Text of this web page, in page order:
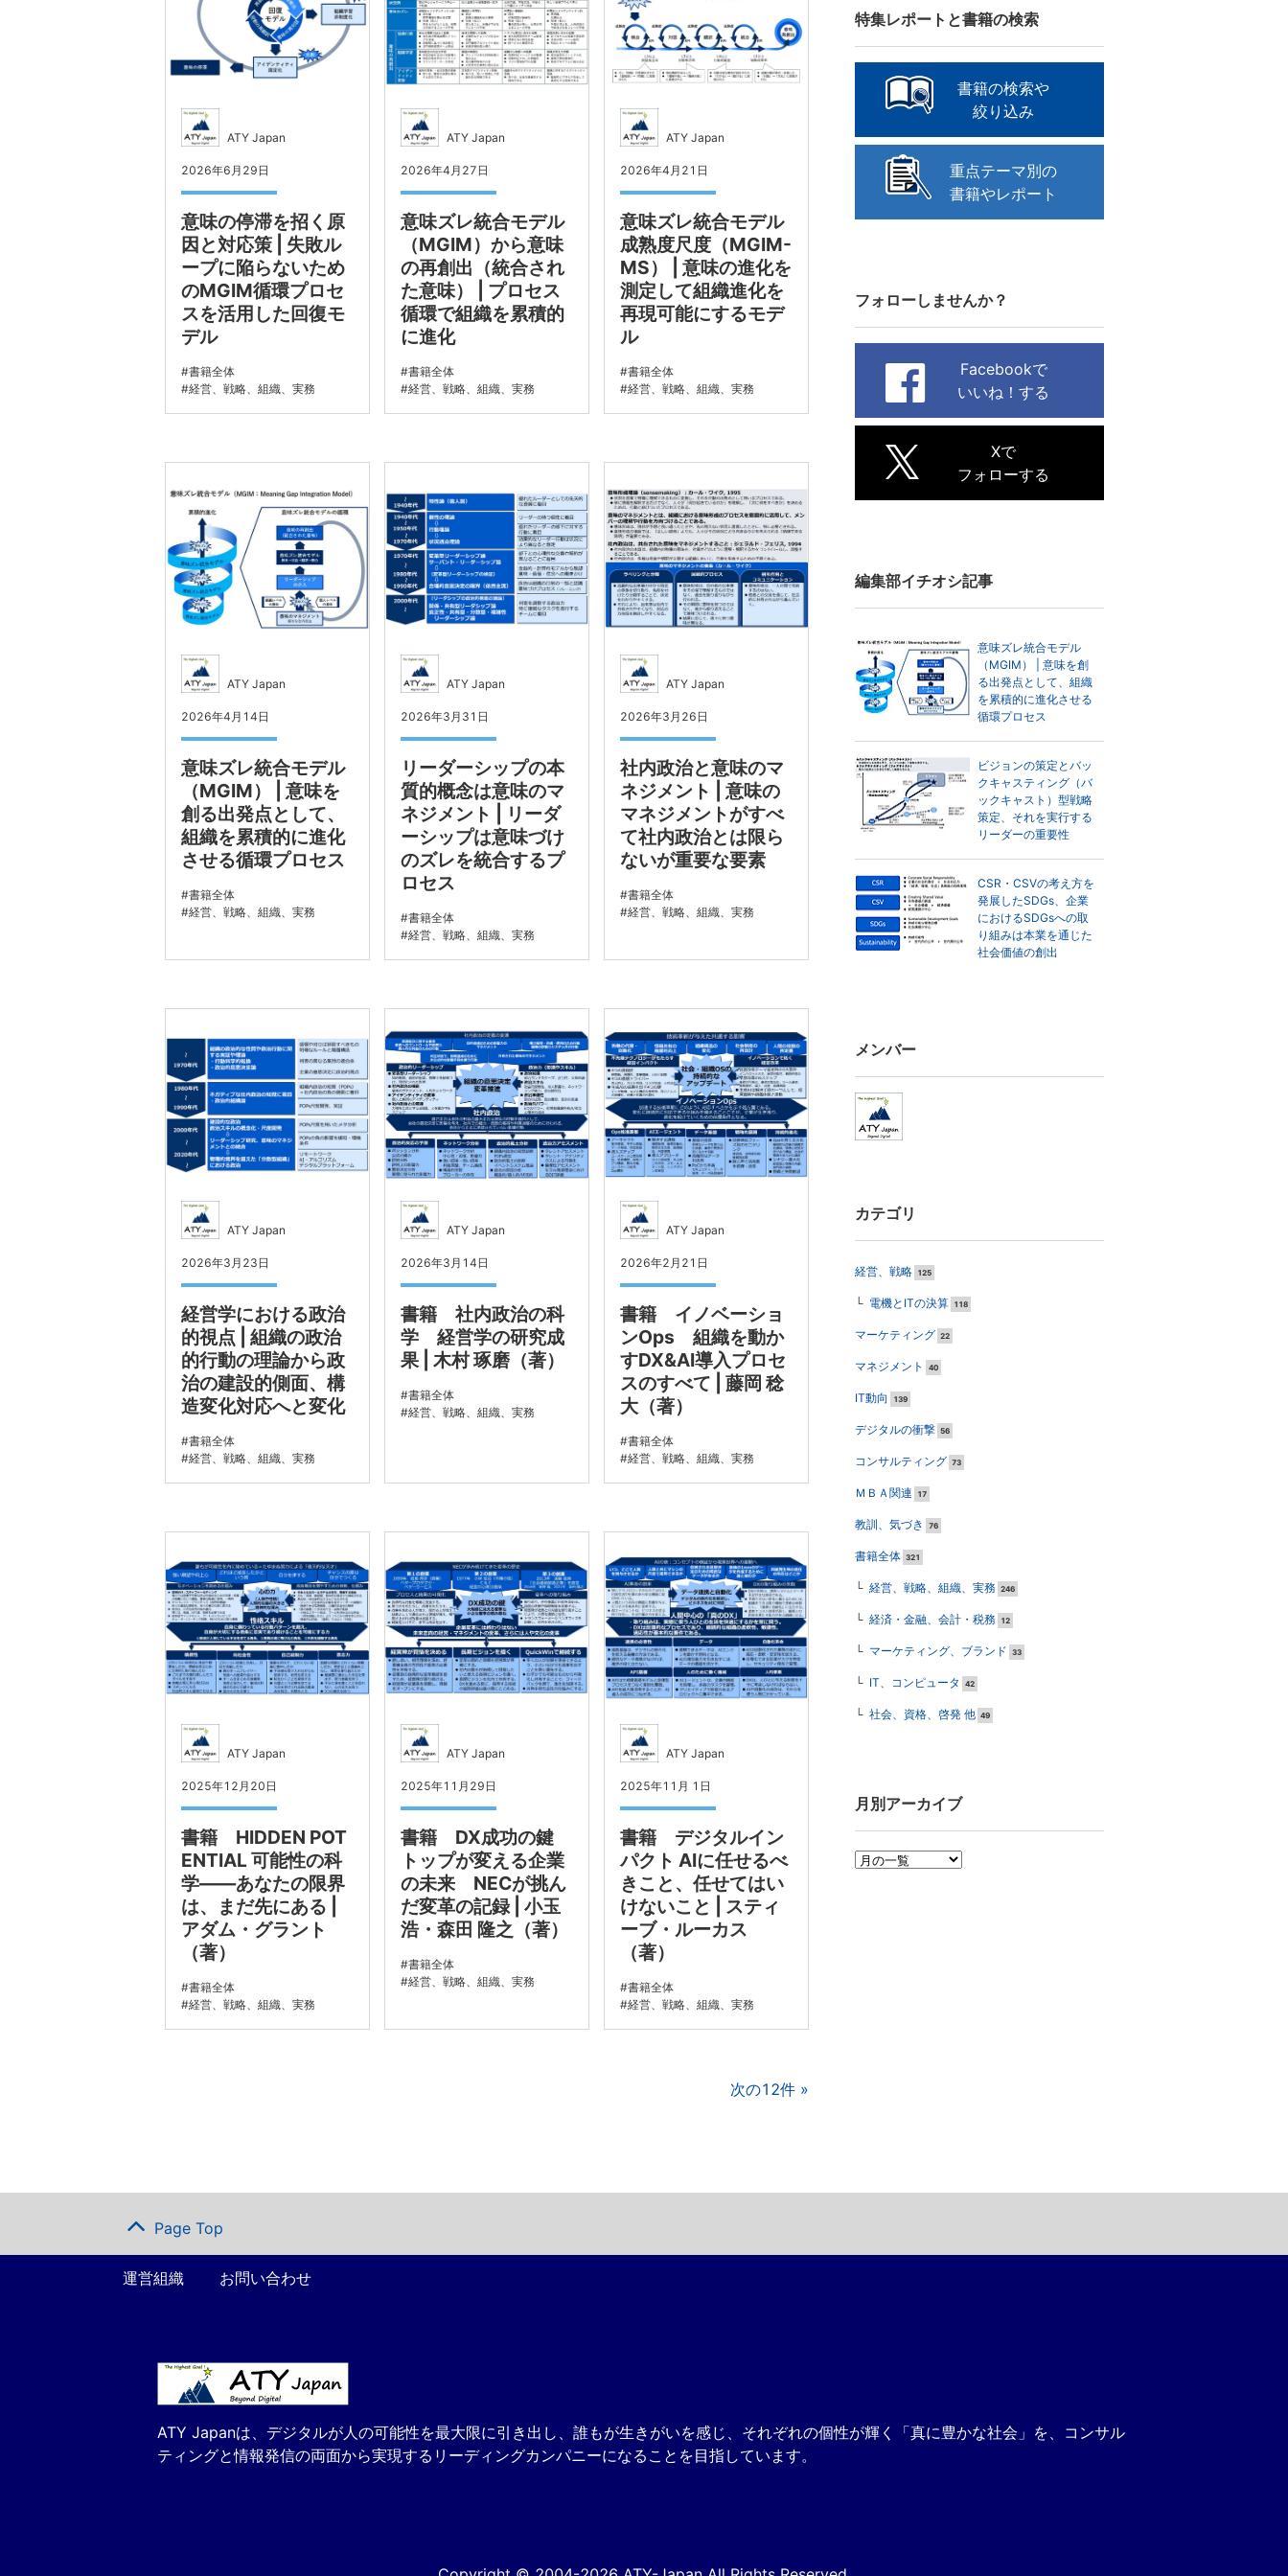
ATY Japan
2026年6月29日
意味の停滞を招く原
因と対応策 | 失敗ル
ープに陥らないため
のMGIM循環プロセ
スを活用した回復モ
デル
書籍全体
経営、戦略、組織、実務
ATY Japan
2026年4月27日
意味ズレ統合モデル
（MGIM）から意味
の再創出（統合され
た意味） | プロセス
循環で組織を累積的
に進化
書籍全体
経営、戦略、組織、実務
ATY Japan
2026年4月21日
意味ズレ統合モデル
成熟度尺度（MGIM-
MS） | 意味の進化を
測定して組織進化を
再現可能にするモデ
ル
書籍全体
経営、戦略、組織、実務
ATY Japan
2026年4月14日
意味ズレ統合モデル
（MGIM） | 意味を
創る出発点として、
組織を累積的に進化
させる循環プロセス
書籍全体
経営、戦略、組織、実務
ATY Japan
2026年3月31日
リーダーシップの本
質的概念は意味のマ
ネジメント | リーダ
ーシップは意味づけ
のズレを統合するプ
ロセス
書籍全体
経営、戦略、組織、実務
ATY Japan
2026年3月26日
社内政治と意味のマ
ネジメント | 意味の
マネジメントがすべ
て社内政治とは限ら
ないが重要な要素
書籍全体
経営、戦略、組織、実務
ATY Japan
2026年3月23日
経営学における政治
的視点 | 組織の政治
的行動の理論から政
治の建設的側面、構
造変化対応へと変化
書籍全体
経営、戦略、組織、実務
ATY Japan
2026年3月14日
書籍 社内政治の科
学 経営学の研究成
果 | 木村 琢磨（著）
書籍全体
経営、戦略、組織、実務
ATY Japan
2026年2月21日
書籍 イノベーショ
ンOps 組織を動か
すDX&AI導入プロセ
スのすべて | 藤岡 稔
大（著）
書籍全体
経営、戦略、組織、実務
ATY Japan
2025年12月20日
書籍 HIDDEN POT
ENTIAL 可能性の科
学――あなたの限界
は、まだ先にある |
アダム・グラント
（著）
書籍全体
経営、戦略、組織、実務
ATY Japan
2025年11月29日
書籍 DX成功の鍵
トップが変える企業
の未来 NECが挑ん
だ変革の記録 | 小玉
浩・森田 隆之（著）
書籍全体
経営、戦略、組織、実務
ATY Japan
2025年11月 1日
書籍 デジタルイン
パクト AIに任せるべ
きこと、任せてはい
けないこと | スティ
ーブ・ルーカス
（著）
書籍全体
経営、戦略、組織、実務
次の12件
特集レポートと書籍の検索
書籍の検索や
絞り込み
重点テーマ別の
書籍やレポート
フォローしませんか？
Facebookで
いいね！する
Xで
フォローする
編集部イチオシ記事
意味ズレ統合モデル
（MGIM） | 意味を創
る出発点として、組織
を累積的に進化させる
循環プロセス
ビジョンの策定とバッ
クキャスティング（バ
ックキャスト）型戦略
策定、それを実行する
リーダーの重要性
CSR・CSVの考え方を
発展したSDGs、企業
におけるSDGsへの取
り組みは本業を通じた
社会価値の創出
メンバー
カテゴリ
経営、戦略 125
電機とITの決算 118
マーケティング 22
マネジメント 40
IT動向 139
デジタルの衝撃 56
コンサルティング 73
ＭＢＡ関連 17
教訓、気づき 76
書籍全体 321
経営、戦略、組織、実務 246
経済・金融、会計・税務 12
マーケティング、ブランド 33
IT、コンピュータ 42
社会、資格、啓発 他 49
月別アーカイブ
Page Top
運営組織 お問い合わせ
ATY Japanは、デジタルが人の可能性を最大限に引き出し、誰もが生きがいを感じ、それぞれの個性が輝く「真に豊かな社会」を、コンサル
ティングと情報発信の両面から実現するリーディングカンパニーになることを目指しています。